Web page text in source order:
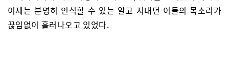
이제는 분명히 인식할 수 있는 알고 지내던 이들의 목소리가
끊임없이 흘러나오고 있었다.